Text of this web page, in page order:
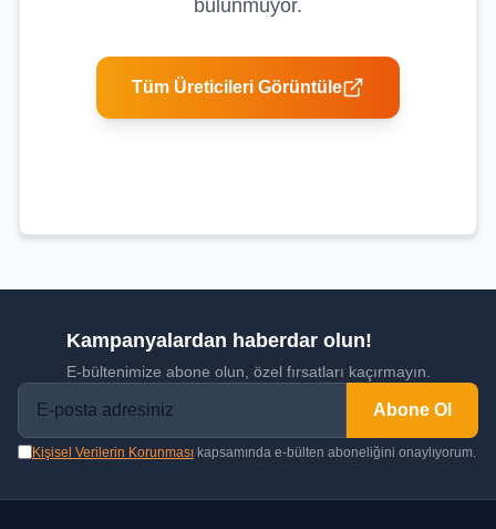
bulunmuyor.
Tüm Üreticileri Görüntüle
Kampanyalardan haberdar olun!
E-bültenimize abone olun, özel fırsatları kaçırmayın.
Abone Ol
Kişisel Verilerin Korunması kapsamında e-bülten aboneliğini onaylıyorum.